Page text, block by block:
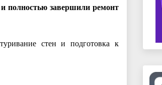
полностью завершили ремонт
стен и подготовка к